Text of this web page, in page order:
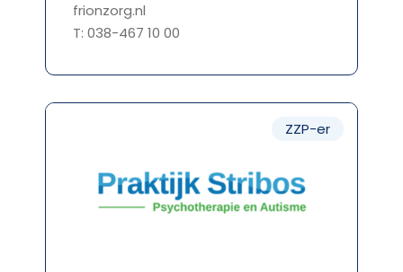
frionzorg.nl
T: 038-467 10 00
ZZP-er